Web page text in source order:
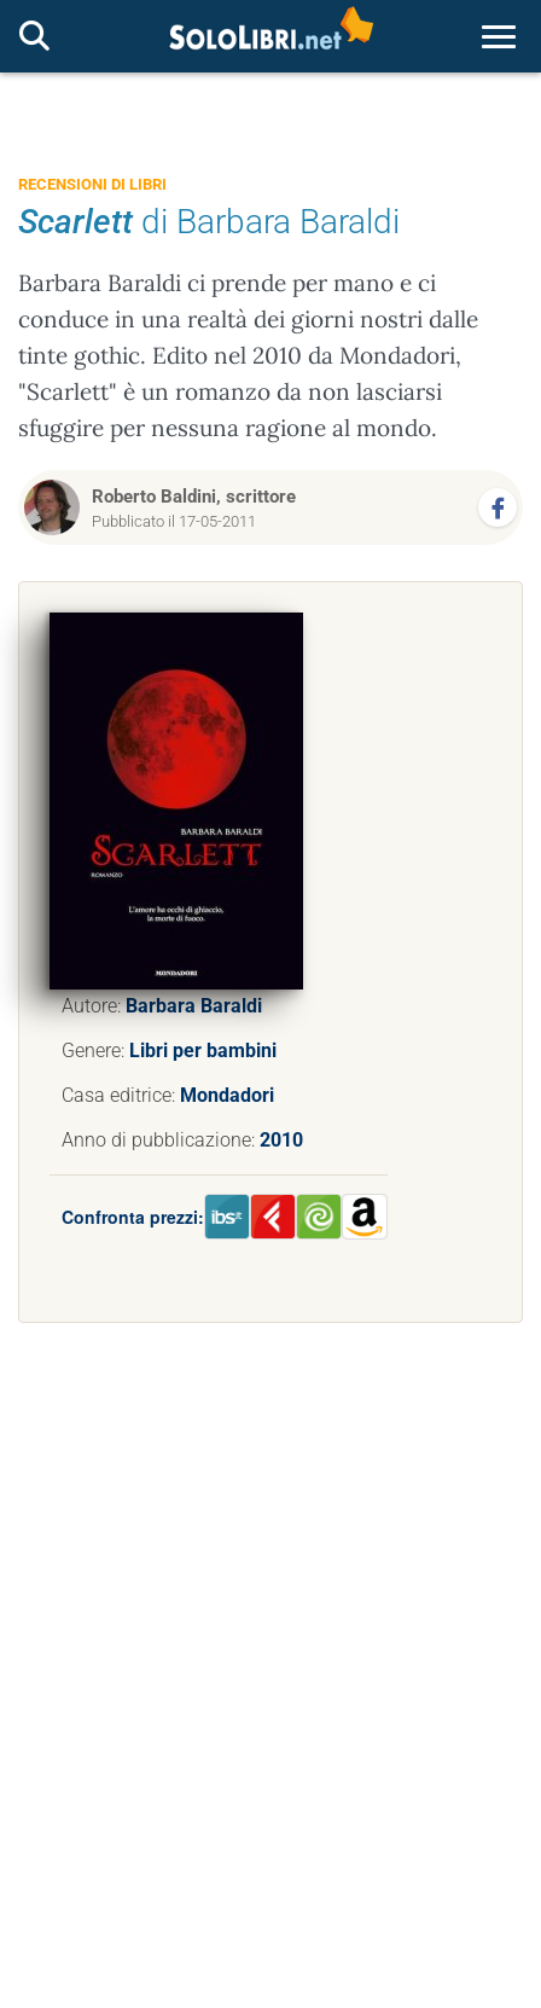
RECENSIONI DI LIBRI
Scarlettdi Barbara Baraldi
Barbara Baraldi ci prende per mano e ci
conduce in una realtà dei giorni nostri dalle
tinte gothic. Edito nel 2010 da Mondadori,
"Scarlett" è un romanzo da non lasciarsi
sfuggire per nessuna ragione al mondo.
Roberto Baldini, scrittore
Pubblicato il 17-05-2011
Autore:Barbara Baraldi
Genere: Libri per bambini
Casa editrice: Mondadori
Anno di pubblicazione: 2010
Confronta prezzi: